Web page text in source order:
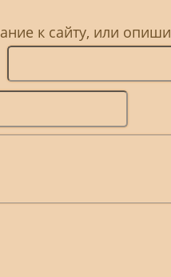
к сайту, или